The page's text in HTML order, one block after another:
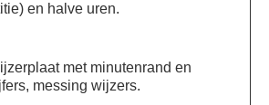
en halve uren.
met minutenrand en
messing wijzers.